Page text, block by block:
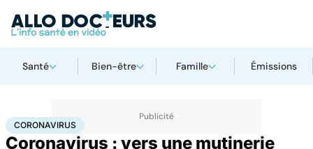
Santé Bien-être Famille Émissions
AccueilSantéMaladies Coronavirus
CORONAVIRUS
Coronavirus : vers une mutinerie